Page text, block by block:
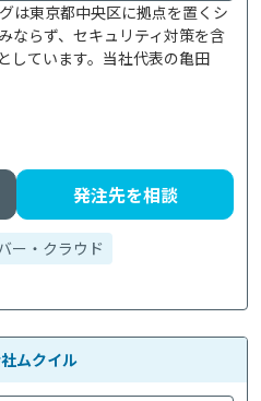
は東京都中央区に拠点を置くシ
ならず、セキュリティ対策を含
しています。当社代表の亀田
発注先を相談
ー・クラウド
ムクイル